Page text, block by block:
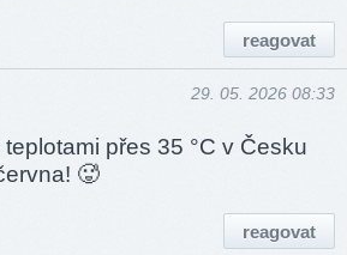
reagovat
29. 05. 2026 08:33
přes 35 °C v Česku
🥵
reagovat